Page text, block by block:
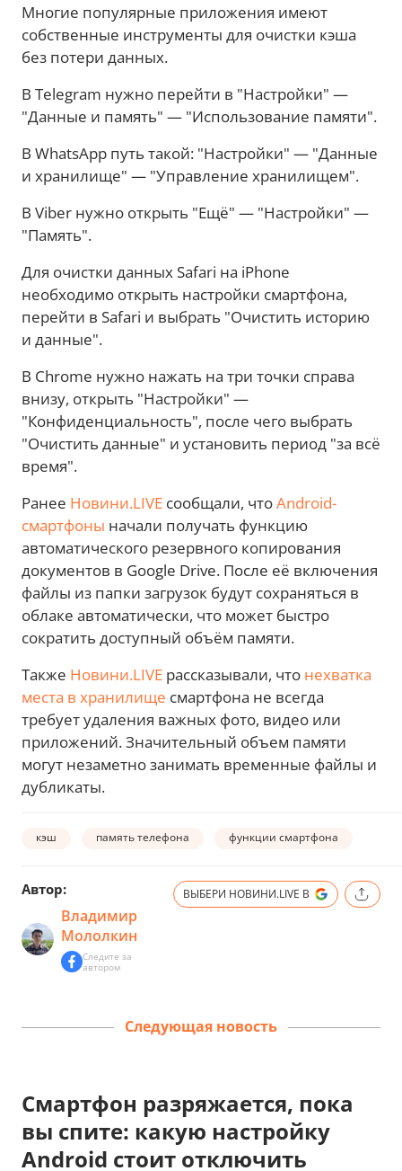
Многие популярные приложения имеют
собственные инструменты для очистки кэша
без потери данных.
В Telegram нужно перейти в "Настройки" —
"Данные и память" — "Использование памяти".
В WhatsApp путь такой: "Настройки" — "Данные
и хранилище" — "Управление хранилищем".
В Viber нужно открыть "Ещё" — "Настройки" —
"Память".
Для очистки данных Safari на iPhone
необходимо открыть настройки смартфона,
перейти в Safari и выбрать "Очистить историю
и данные".
В Chrome нужно нажать на три точки справа
внизу, открыть "Настройки" —
"Конфиденциальность", после чего выбрать
"Очистить данные" и установить период "за всё
время".
Ранее Новини.LIVE сообщали, чтоAndroid-
смартфоны начали получать функцию
автоматического резервного копирования
документов в Google Drive. После её включения
файлы из папки загрузок будут сохраняться в
облаке автоматически, что может быстро
сократить доступный объём памяти.
Также Новини.LIVE рассказывали, что нехватка
места в хранилище смартфона не всегда
требует удаления важных фото, видео или
приложений. Значительный объем памяти
могут незаметно занимать временные файлы и
дубликаты.
кэш память телефона функции смартфона
Автор:
Владимир
Мололкин
Следите за
автором
ВЫБЕРИ НОВИНИ.LIVE В
Следующая новость
Смартфон разряжается, пока
вы спите: какую настройку
Android стоит отключить